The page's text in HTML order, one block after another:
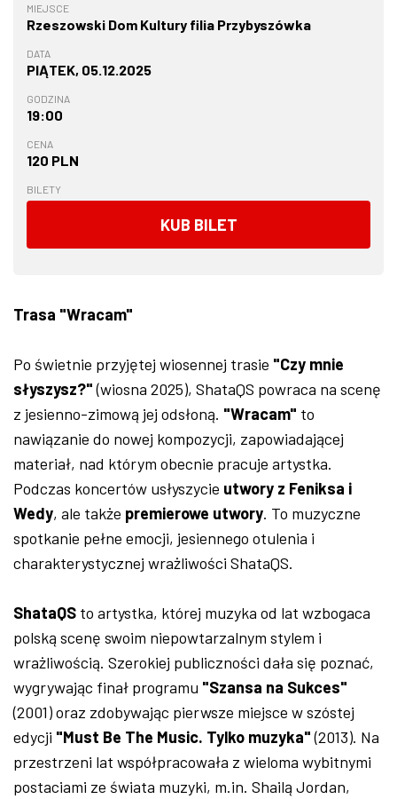
MIEJSCE
Rzeszowski Dom Kultury filia Przybyszówka
DATA
PIĄTEK, 05.12.2025
GODZINA
19:00
CENA
120 PLN
BILETY
KUB BILET
Trasa "Wracam"
Po świetnie przyjętej wiosennej trasie "Czy mnie
słyszysz?"(wiosna 2025), ShataQS powraca na scenę
z jesienno-zimową jej odsłoną. "Wracam" to
nawiązanie do nowej kompozycji, zapowiadającej
materiał, nad którym obecnie pracuje artystka.
Podczas koncertów usłyszycie utwory z Feniksa i
Wedy, ale także premierowe utwory. To muzyczne
spotkanie pełne emocji, jesiennego otulenia i
charakterystycznej wrażliwości ShataQS.
ShataQS to artystka, której muzyka od lat wzbogaca
polską scenę swoim niepowtarzalnym stylem i
wrażliwością. Szerokiej publiczności dała się poznać,
wygrywając finał programu "Szansa na Sukces"
(2001) oraz zdobywając pierwsze miejsce w szóstej
edycji "Must Be The Music. Tylko muzyka"(2013). Na
przestrzeni lat współpracowała z wieloma wybitnymi
postaciami ze świata muzyki, m.in. Shailą Jordan,